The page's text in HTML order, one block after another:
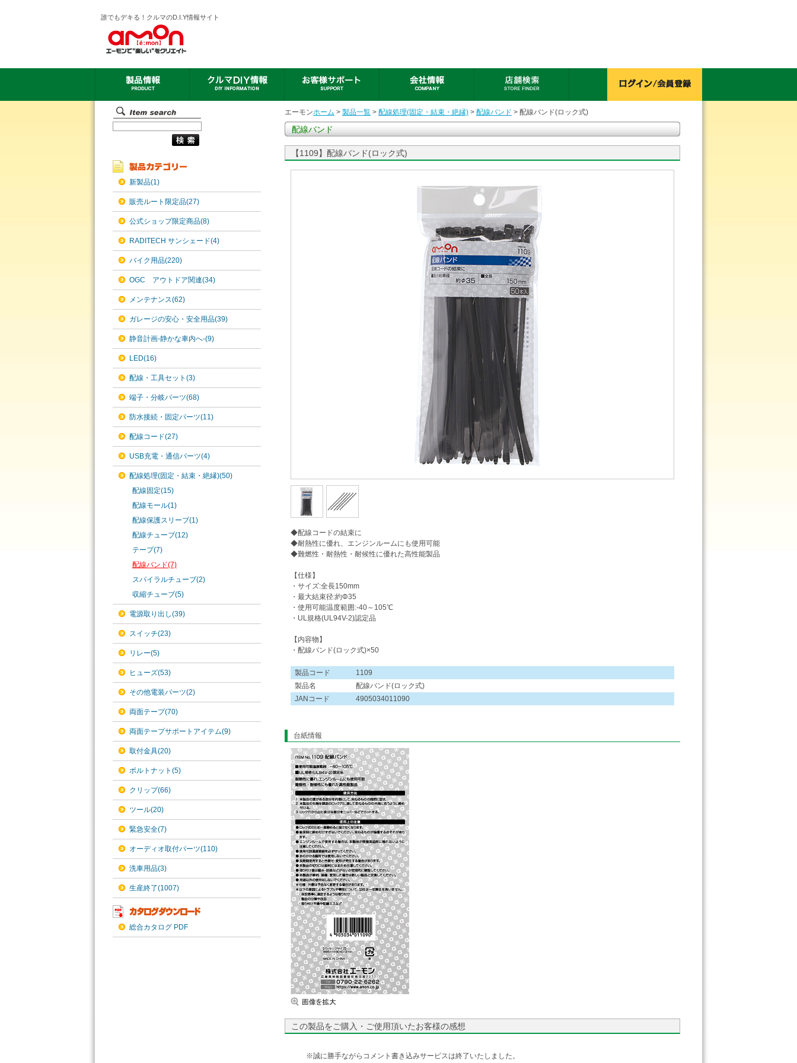
誰でもデキる！クルマのD.I.Y情報サイト
新製品(1)
販売ルート限定品(27)
公式ショップ限定商品(8)
RADITECH サンシェード(4)
バイク用品(220)
OGC アウトドア関連(34)
メンテナンス(62)
ガレージの安心・安全用品(39)
静音計画-静かな車内へ-(9)
LED(16)
配線・工具セット(3)
端子・分岐パーツ(68)
防水接続・固定パーツ(11)
配線コード(27)
USB充電・通信パーツ(4)
配線処理(固定・結束・絶縁)(50)
配線固定(15)
配線モール(1)
配線保護スリーブ(1)
配線チューブ(12)
テープ(7)
配線バンド(7)
スパイラルチューブ(2)
収縮チューブ(5)
電源取り出し(39)
スイッチ(23)
リレー(5)
ヒューズ(53)
その他電装パーツ(2)
両面テープ(70)
両面テープサポートアイテム(9)
取付金具(20)
ボルトナット(5)
クリップ(66)
ツール(20)
緊急安全(7)
オーディオ取付パーツ(110)
洗車用品(3)
生産終了(1007)
総合カタログ PDF
エーモンホーム > 製品一覧 > 配線処理(固定・結束・絶縁) > 配線バンド > 配線バンド(ロック式)
配線バンド
【1109】配線バンド(ロック式)
◆配線コードの結束に
◆耐熱性に優れ、エンジンルームにも使用可能
◆難燃性・耐熱性・耐候性に優れた高性能製品
【仕様】
・サイズ:全長150mm
・最大結束径:約Φ35
・使用可能温度範囲:-40～105℃
・UL規格(UL94V-2)認定品
【内容物】
・配線バンド(ロック式)×50
製品コード
1109
製品名
配線バンド(ロック式)
JANコード
4905034011090
台紙情報
この製品をご購入・ご使用頂いたお客様の感想
※誠に勝手ながらコメント書き込みサービスは終了いたしました。